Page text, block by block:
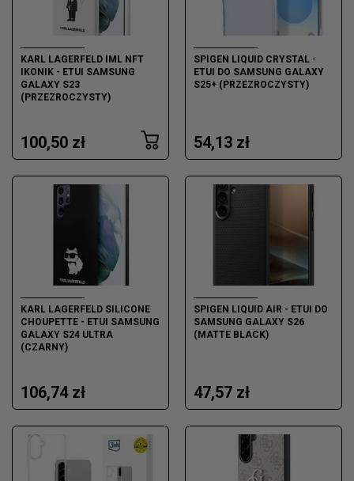
KARL LAGERFELD IML NFT
IKONIK - ETUI SAMSUNG
GALAXY S23
(PRZEZROCZYSTY)
100,50 zł
SPIGEN LIQUID CRYSTAL -
ETUI DO SAMSUNG GALAXY
S25+ (PRZEZROCZYSTY)
54,13 zł
KARL LAGERFELD SILICONE
CHOUPETTE - ETUI SAMSUNG
GALAXY S24 ULTRA
(CZARNY)
106,74 zł
SPIGEN LIQUID AIR - ETUI DO
SAMSUNG GALAXY S26
(MATTE BLACK)
47,57 zł